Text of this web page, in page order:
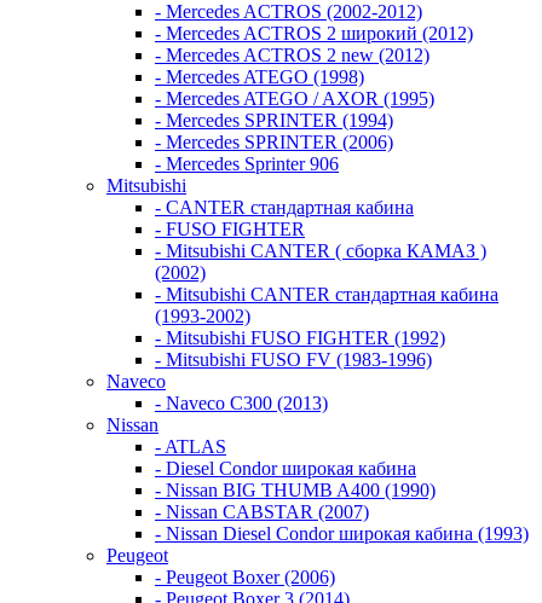
- Mercedes ACTROS (2002-2012)
- Mercedes ACTROS 2 широкий (2012)
- Mercedes ACTROS 2 new (2012)
- Mercedes ATEGO (1998)
- Mercedes ATEGO / AXOR (1995)
- Mercedes SPRINTER (1994)
- Mercedes SPRINTER (2006)
- Mercedes Sprinter 906
Mitsubishi
- CANTER стандартная кабина
- FUSO FIGHTER
- Mitsubishi CANTER ( сборка КАМАЗ )
(2002)
- Mitsubishi CANTER стандартная кабина
(1993-2002)
- Mitsubishi FUSO FIGHTER (1992)
- Mitsubishi FUSO FV (1983-1996)
Naveco
- Naveco C300 (2013)
Nissan
- ATLAS
- Diesel Condor широкая кабина
- Nissan BIG THUMB A400 (1990)
- Nissan CABSTAR (2007)
- Nissan Diesel Condor широкая кабина (1993)
Peugeot
- Peugeot Boxer (2006)
- Peugeot Boxer 3 (2014)